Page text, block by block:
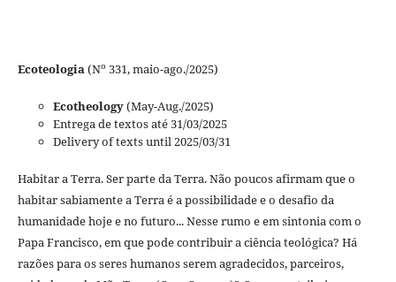
Ecoteologia(No331, maio-ago./2025)
Ecotheology(May-Aug./2025)
Entrega de textos até 31/03/2025
Delivery of texts until 2025/03/31
Habitar a Terra. Ser parte da Terra. Não poucos afirmam que o
habitar sabiamente a Terra é a possibilidade e o desafio da
humanidade hoje e no futuro... Nesse rumo e em sintonia com o
Papa Francisco, em que pode contribuir a ciência teológica? Há
razões para os seres humanos serem agradecidos, parceiros,